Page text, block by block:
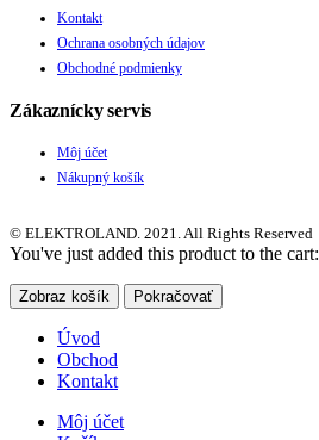
Kontakt
Ochrana osobných údajov
Obchodné podmienky
Zákaznícky servis
Môj účet
Nákupný košík
© ELEKTROLAND. 2021. All Rights Reserved
You've just added this product to the cart:
Zobraz košík Pokračovať
Úvod
Obchod
Kontakt
Môj účet